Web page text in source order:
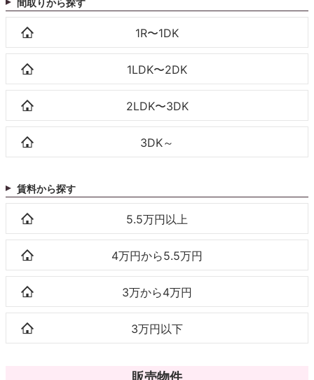
1R〜1DK
1LDK〜2DK
2LDK〜3DK
3DK～
賃料から探す
5.5万円以上
4万円から5.5万円
3万から4万円
3万円以下
販売物件